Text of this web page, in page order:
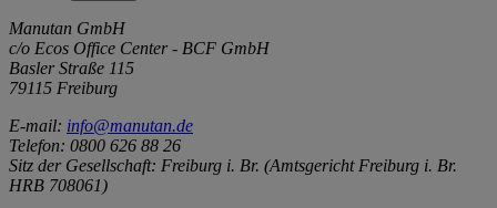
Manutan GmbH
c/o Ecos Office Center - BCF GmbH
Basler Straße 115
79115 Freiburg
E-mail: info@manutan.de
Telefon: 0800 626 88 26
Sitz der Gesellschaft: Freiburg i. Br. (Amtsgericht Freiburg i. Br.
HRB 708061)